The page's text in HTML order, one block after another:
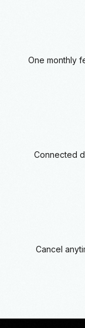
One monthly
Connected
Cancel